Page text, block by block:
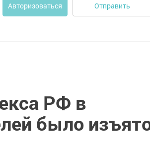
Авторизоваться Отправить
РФ в
было